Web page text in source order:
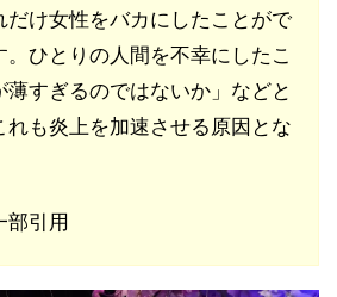
だけ女性をバカにしたことがで
。ひとりの人間を不幸にしたこ
薄すぎるのではないか」などと
れも炎上を加速させる原因とな
部引用